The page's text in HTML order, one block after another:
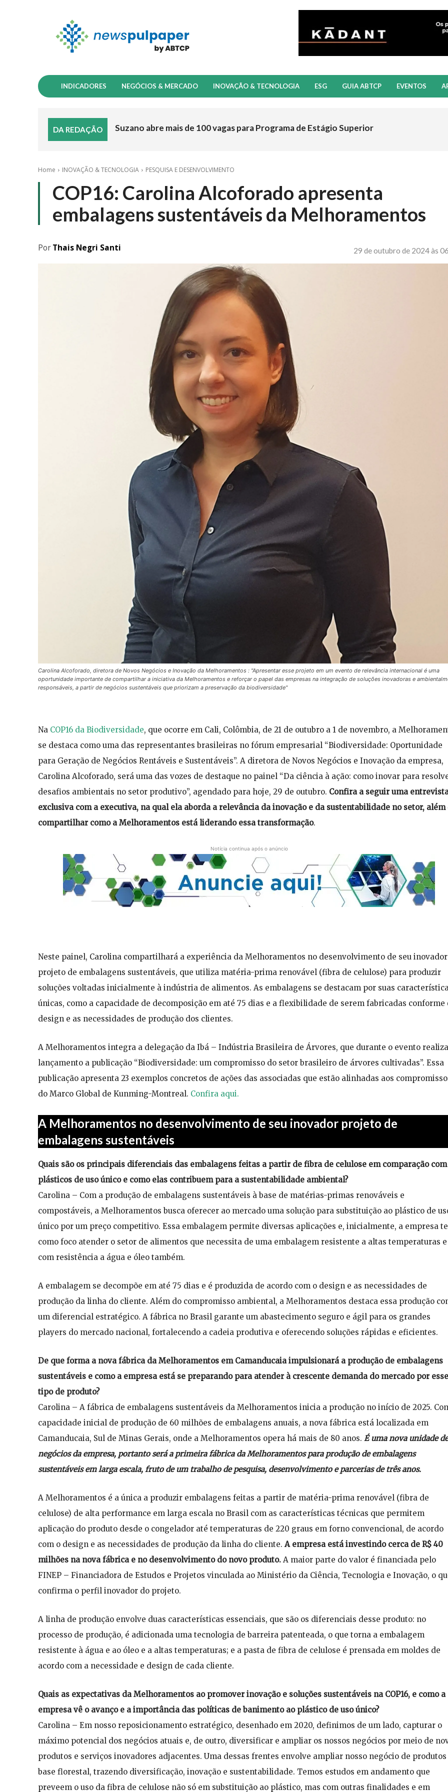
INDICADORES NEGÓCIOS & MERCADO INOVAÇÃO & TECNOLOGIA ESG GUIA ABTCP EVENTOS
DA REDAÇÃO Suzano abre mais de 100 vagas para Programa de Estágio Superior
Home INOVAÇÃO & TECNOLOGIA PESQUISA E DESENVOLVIMENTO
COP16: Carolina Alcoforado apresenta
embalagens sustentáveis da Melhoramentos
PorThais Negri Santi 29 de outubro de 2024 às
Carolina Alcoforado, diretora de Novos Negócios e Inovação da Melhoramentos : "Apresentar esse projeto em um evento de relevância internacional é uma
oportunidade importante de compartilhar a iniciativa da Melhoramentos e reforçar o papel das empresas na integração de soluções inovadoras e
responsáveis, a partir de negócios sustentáveis que priorizam a preservação da biodiversidade"
Na COP16 da Biodiversidade, que ocorre em Cali, Colômbia, de 21 de outubro a 1 de novembro, a
se destaca como uma das representantes brasileiras no fórum empresarial “Biodiversidade: Oportunidade
para Geração de Negócios Rentáveis e Sustentáveis”. A diretora de Novos Negócios e Inovação da empresa,
Carolina Alcoforado, será uma das vozes de destaque no painel “Da ciência à ação: como inovar para
desafios ambientais no setor produtivo”, agendado para hoje, 29 de outubro. Confira a seguir uma
exclusiva com a executiva, na qual ela aborda a relevância da inovação e da sustentabilidade no setor, além
compartilhar como a Melhoramentos está liderando essa transformação.
Notícia continua após o anúncio
Neste painel, Carolina compartilhará a experiência da Melhoramentos no desenvolvimento de seu inovador
projeto de embalagens sustentáveis, que utiliza matéria-prima renovável (fibra de celulose) para produzir
soluções voltadas inicialmente à indústria de alimentos. As embalagens se destacam por suas
únicas, como a capacidade de decomposição em até 75 dias e a flexibilidade de serem fabricadas conforme
design e as necessidades de produção dos clientes.
A Melhoramentos integra a delegação da Ibá – Indústria Brasileira de Árvores, que durante o evento
lançamento a publicação “Biodiversidade: um compromisso do setor brasileiro de árvores cultivadas”. Essa
publicação apresenta 23 exemplos concretos de ações das associadas que estão alinhadas aos
do Marco Global de Kunming-Montreal. Confira aqui.
A Melhoramentos no desenvolvimento de seu inovador projeto de
embalagens sustentáveis
Quais são os principais diferenciais das embalagens feitas a partir de fibra de celulose em comparação com
plásticos de uso único e como elas contribuem para a sustentabilidade ambiental?
Carolina – Com a produção de embalagens sustentáveis à base de matérias-primas renováveis e
compostáveis, a Melhoramentos busca oferecer ao mercado uma solução para substituição ao plástico de
único por um preço competitivo. Essa embalagem permite diversas aplicações e, inicialmente, a empresa
como foco atender o setor de alimentos que necessita de uma embalagem resistente a altas temperaturas e
com resistência a água e óleo também.
A embalagem se decompõe em até 75 dias e é produzida de acordo com o design e as necessidades de
produção da linha do cliente. Além do compromisso ambiental, a Melhoramentos destaca essa produção
um diferencial estratégico. A fábrica no Brasil garante um abastecimento seguro e ágil para os grandes
players do mercado nacional, fortalecendo a cadeia produtiva e oferecendo soluções rápidas e eficientes.
De que forma a nova fábrica da Melhoramentos em Camanducaia impulsionará a produção de embalagens
sustentáveis e como a empresa está se preparando para atender à crescente demanda do mercado por esse
tipo de produto?
Carolina – A fábrica de embalagens sustentáveis da Melhoramentos inicia a produção no início de 2025.
capacidade inicial de produção de 60 milhões de embalagens anuais, a nova fábrica está localizada em
Camanducaia, Sul de Minas Gerais, onde a Melhoramentos opera há mais de 80 anos. É uma nova unidade de
negócios da empresa, portanto será a primeira fábrica da Melhoramentos para produção de embalagens
sustentáveis em larga escala, fruto de um trabalho de pesquisa, desenvolvimento e parcerias de três anos.
A Melhoramentos é a única a produzir embalagens feitas a partir de matéria-prima renovável (fibra de
celulose) de alta performance em larga escala no Brasil com as características técnicas que permitem
aplicação do produto desde o congelador até temperaturas de 220 graus em forno convencional, de acordo
com o design e as necessidades de produção da linha do cliente. A empresa está investindo cerca de R$ 40
milhões na nova fábrica e no desenvolvimento do novo produto. A maior parte do valor é financiada pelo
FINEP – Financiadora de Estudos e Projetos vinculada ao Ministério da Ciência, Tecnologia e Inovação, o
confirma o perfil inovador do projeto.
A linha de produção envolve duas características essenciais, que são os diferenciais desse produto: no
processo de produção, é adicionada uma tecnologia de barreira patenteada, o que torna a embalagem
resistente à água e ao óleo e a altas temperaturas; e a pasta de fibra de celulose é prensada em moldes de
acordo com a necessidade e design de cada cliente.
Quais as expectativas da Melhoramentos ao promover inovação e soluções sustentáveis na COP16, e como a
empresa vê o avanço e a importância das políticas de banimento ao plástico de uso único?
Carolina – Em nosso reposicionamento estratégico, desenhado em 2020, definimos de um lado, capturar o
máximo potencial dos negócios atuais e, de outro, diversificar e ampliar os nossos negócios por meio de
produtos e serviços inovadores adjacentes. Uma dessas frentes envolve ampliar nosso negócio de produtos
base florestal, trazendo diversificação, inovação e sustentabilidade. Temos estudos em andamento que
preveem o uso da fibra de celulose não só em substituição ao plástico, mas com outras finalidades e em